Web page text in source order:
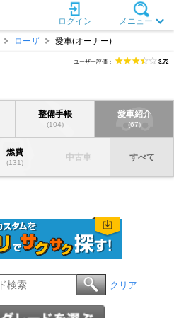
メニュー
ログイン
ローザ 愛車(オーナー)
ユーザー評価： 3.72
整備手帳
(104)
愛車紹介
(67)
燃費
(131)
中古車 すべて
クリア